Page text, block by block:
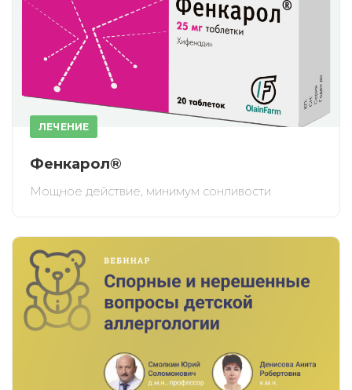
ЛЕЧЕНИЕ
Фенкарол®
Мощное действие, минимум сонливости